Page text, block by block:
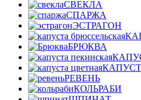
СВЕКЛА
СПАРЖА
ЭСТРАГОН
БРЮКВА
РЕВЕНЬ
КОЛЬРАБИ